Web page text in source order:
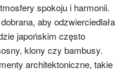
spokoju i harmonii.
aby odzwierciedlała
japońskim często
klony czy bambusy.
architektoniczne, takie